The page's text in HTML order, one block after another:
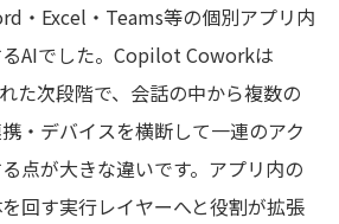
・Excel・Teams等の個別アプリ内
AIでした。Copilot Coworkは
た次段階で、会話の中から複数の
・デバイスを横断して一連のアク
点が大きな違いです。アプリ内の
回す実行レイヤーへと役割が拡張